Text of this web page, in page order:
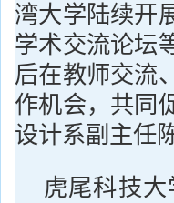
湾大学陆续开
学术交流论坛
后在教师交流
作机会，共同
设计系副主任
虎尾科技